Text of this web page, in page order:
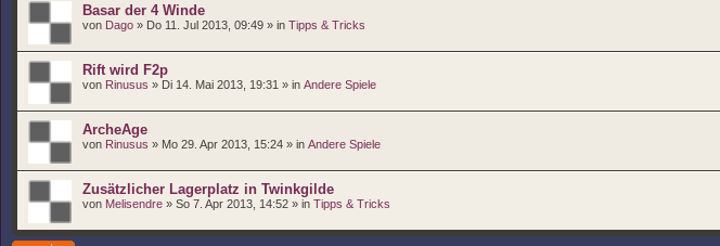
Basar der 4 Winde
von Dago » Do 11. Jul 2013, 09:49 » in Tipps & Tricks
Rift wird F2p
von Rinusus » Di 14. Mai 2013, 19:31 » in Andere Spiele
ArcheAge
von Rinusus » Mo 29. Apr 2013, 15:24 » in Andere Spiele
Zusätzlicher Lagerplatz in Twinkgilde
von Melisendre » So 7. Apr 2013, 14:52 » in Tipps & Tricks